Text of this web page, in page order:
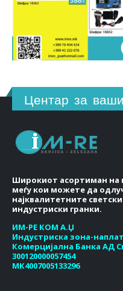
Центар за
Широкиот асортиман на
меѓу кои можете да
најквалитетните
индустриски гранки.
ИМ-РЕ КОМ А.Џ
Индустриска зона-
Комерцијална Банка АД
300120000057454
МК4007005133296